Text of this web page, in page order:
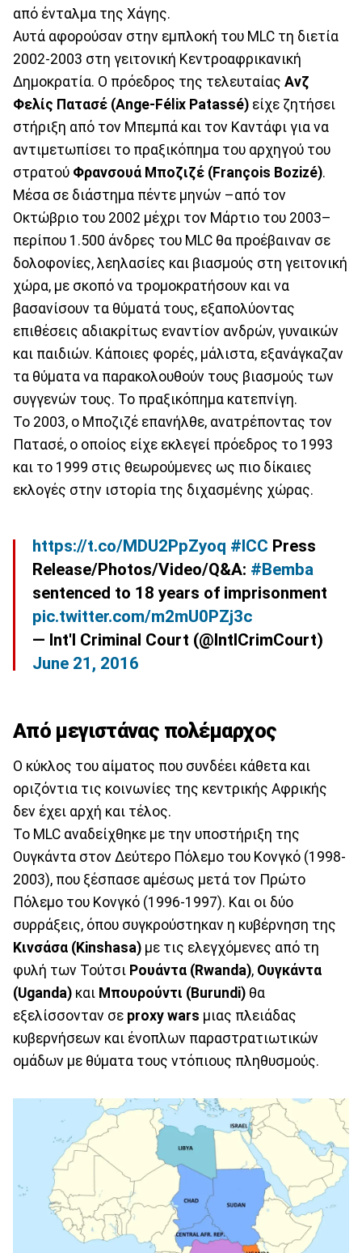
από ένταλμα της Χάγης.
Αυτά αφορούσαν στην εμπλοκή του MLC τη διετία
2002-2003 στη γειτονική Κεντροαφρικανική
Δημοκρατία. Ο πρόεδρος της τελευταίας Ανζ
Φελίς Πατασέ (Ange-Félix Patassé) είχε ζητήσει
στήριξη από τον Μπεμπά και τον Καντάφι για να
αντιμετωπίσει το πραξικόπημα του αρχηγού του
στρατού Φρανσουά Μποζιζέ (François Bozizé).
Μέσα σε διάστημα πέντε μηνών –από τον
Οκτώβριο του 2002 μέχρι τον Μάρτιο του 2003–
περίπου 1.500 άνδρες του MLC θα προέβαιναν σε
δολοφονίες, λεηλασίες και βιασμούς στη γειτονική
χώρα, με σκοπό να τρομοκρατήσουν και να
βασανίσουν τα θύματά τους, εξαπολύοντας
επιθέσεις αδιακρίτως εναντίον ανδρών, γυναικών
και παιδιών. Κάποιες φορές, μάλιστα, εξανάγκαζαν
τα θύματα να παρακολουθούν τους βιασμούς των
συγγενών τους. Το πραξικόπημα κατεπνίγη.
Το 2003, ο Μποζιζέ επανήλθε, ανατρέποντας τον
Πατασέ, ο οποίος είχε εκλεγεί πρόεδρος το 1993
και το 1999 στις θεωρούμενες ως πιο δίκαιες
εκλογές στην ιστορία της διχασμένης χώρας.
https://t.co/MDU2PpZyoq #ICC Press
Release/Photos/Video/Q&A: #Bemba
sentenced to 18 years of imprisonment
pic.twitter.com/m2mU0PZj3c
— Int'l Criminal Court (@IntlCrimCourt)
June 21, 2016
Από μεγιστάνας πολέμαρχος
Ο κύκλος του αίματος που συνδέει κάθετα και
οριζόντια τις κοινωνίες της κεντρικής Αφρικής
δεν έχει αρχή και τέλος.
Το MLC αναδείχθηκε με την υποστήριξη της
Ουγκάντα στον Δεύτερο Πόλεμο του Κονγκό (1998-
2003), που ξέσπασε αμέσως μετά τον Πρώτο
Πόλεμο του Κονγκό (1996-1997). Και οι δύο
συρράξεις, όπου συγκρούστηκαν η κυβέρνηση της
Κινσάσα (Kinshasa) με τις ελεγχόμενες από τη
φυλή των Τούτσι Ρουάντα (Rwanda), Ουγκάντα
(Uganda) και Μπουρούντι (Burundi) θα
εξελίσσονταν σε proxy wars μιας πλειάδας
κυβερνήσεων και ένοπλων παραστρατιωτικών
ομάδων με θύματα τους ντόπιους πληθυσμούς.